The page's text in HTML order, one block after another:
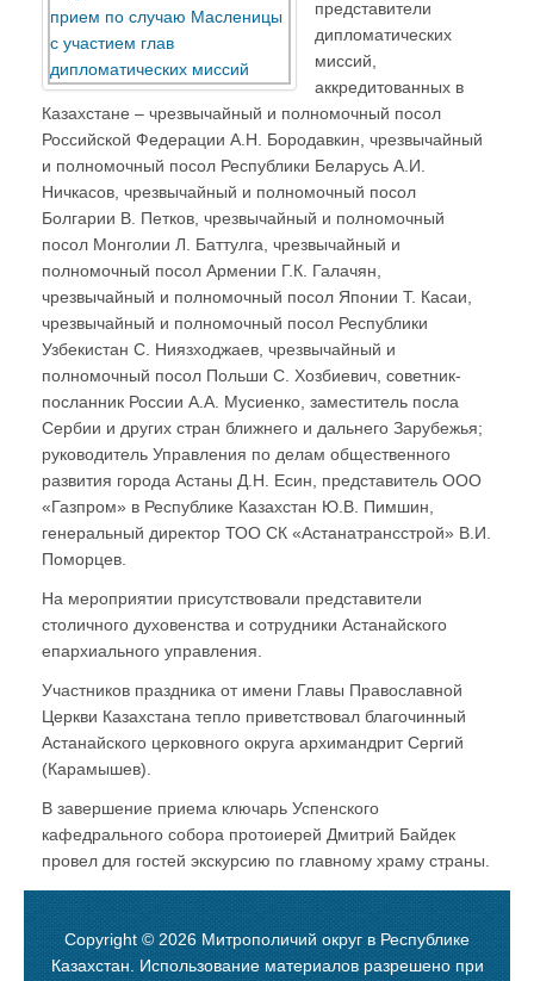
представители
дипломатических
миссий,
аккредитованных в
Казахстане – чрезвычайный и полномочный посол
Российской Федерации А.Н. Бородавкин, чрезвычайный
и полномочный посол Республики Беларусь А.И.
Ничкасов, чрезвычайный и полномочный посол
Болгарии В. Петков, чрезвычайный и полномочный
посол Монголии Л. Баттулга, чрезвычайный и
полномочный посол Армении Г.К. Галачян,
чрезвычайный и полномочный посол Японии Т. Касаи,
чрезвычайный и полномочный посол Республики
Узбекистан С. Ниязходжаев, чрезвычайный и
полномочный посол Польши С. Хозбиевич, советник-
посланник России А.А. Мусиенко, заместитель посла
Сербии и других стран ближнего и дальнего Зарубежья;
руководитель Управления по делам общественного
развития города Астаны Д.Н. Есин, представитель ООО
«Газпром» в Республике Казахстан Ю.В. Пимшин,
генеральный директор ТОО СК «Астанатрансстрой» В.И.
Поморцев.
На мероприятии присутствовали представители
столичного духовенства и сотрудники Астанайского
епархиального управления.
Участников праздника от имени Главы Православной
Церкви Казахстана тепло приветствовал благочинный
Астанайского церковного округа архимандрит Сергий
(Карамышев).
В завершение приема ключарь Успенского
кафедрального собора протоиерей Дмитрий Байдек
провел для гостей экскурсию по главному храму страны.
Copyright © 2026 Митрополичий округ в Республике
Казахстан. Использование материалов разрешено при